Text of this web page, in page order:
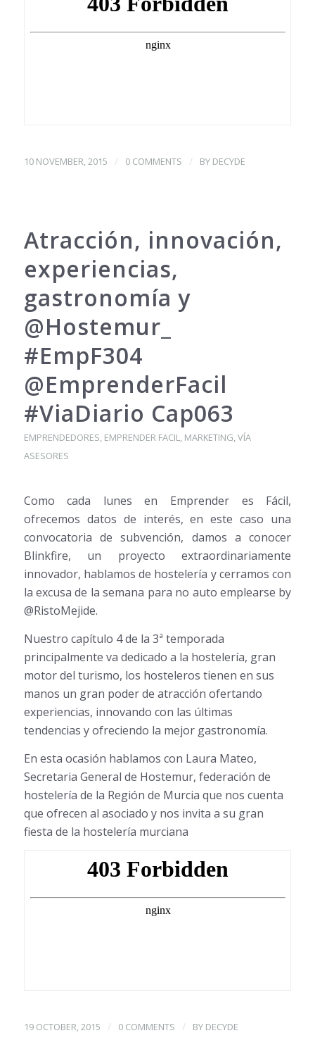
10 NOVEMBER, 2015 / 0 COMMENTS / BY DECYDE
Atracción, innovación,
experiencias,
gastronomía y
@Hostemur_
#EmpF304
@EmprenderFacil
#ViaDiario Cap063
EMPRENDEDORES, EMPRENDER FACIL, MARKETING,VÍA
ASESORES
Como cada lunes en Emprender es Fácil,
ofrecemos datos de interés, en este caso una
convocatoria de subvención, damos a conocer
Blinkfire, un proyecto extraordinariamente
innovador, hablamos de hostelería y cerramos con
la excusa de la semana para no auto emplearse by
@RistoMejide.
Nuestro capítulo 4 de la 3ª temporada
principalmente va dedicado a la hostelería, gran
motor del turismo, los hosteleros tienen en sus
manos un gran poder de atracción ofertando
experiencias, innovando con las últimas
tendencias y ofreciendo la mejor gastronomía.
En esta ocasión hablamos con Laura Mateo,
Secretaria General de Hostemur, federación de
hostelería de la Región de Murcia que nos cuenta
que ofrecen al asociado y nos invita a su gran
fiesta de la hostelería murciana
19 OCTOBER, 2015 / 0 COMMENTS / BY DECYDE